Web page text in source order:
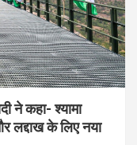
ने कहा- श्यामा
लद्दाख के लिए नया